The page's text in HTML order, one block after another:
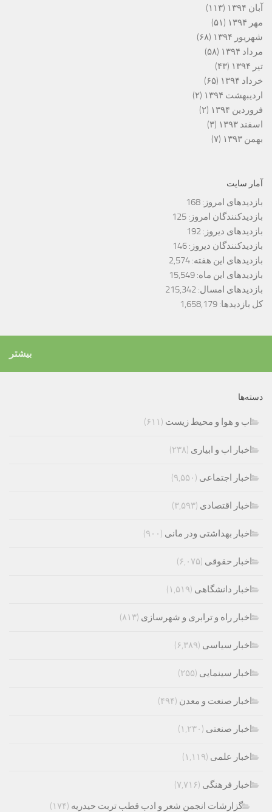
آبان ۱۳۹۴
(۱۱۳)
مهر ۱۳۹۴
(۵۱)
شهریور ۱۳۹۴
(۶۸)
مرداد ۱۳۹۴
(۵۸)
تیر ۱۳۹۴
(۴۳)
خرداد ۱۳۹۴
(۶۵)
اردیبهشت ۱۳۹۴
(۲)
فروردین ۱۳۹۴
(۲)
اسفند ۱۳۹۳
(۳)
بهمن ۱۳۹۳
(۷)
آمار سایت
بازدیدهای امروز: 168
بازدیدکنندگان امروز: 125
بازدیدهای دیروز: 192
بازدیدکنندگان دیروز: 146
بازدیدهای این هفته: 2,574
بازدیدهای این ماه: 15,549
بازدیدهای امسال: 215,342
کل بازدیدها: 1,658,179
بیشتر
دسته‌ها
اب و هوا و محیط زیست (۶۱۱)
اخبار اب و ابیاری (۲۳۸)
اخبار اجتماعی (۹,۵۵۰)
اخبار اقتصادی (۳,۵۹۳)
اخبار بهداشتی ودر مانی (۹۰۰)
اخبار حقوقی (۶,۰۷۵)
اخبار دانشگاهی (۱,۵۱۹)
اخبار راه و ترابری و شهرسازی (۸۱۳)
اخبار سیاسی (۶,۳۸۹)
اخبار سینمایی (۲۵۵)
اخبار صنعت و معدن (۴۹۴)
اخبار صنعتی (۱,۲۳۰)
اخبار علمی (۱,۱۱۹)
اخبار فرهنگی (۷,۷۱۶)
گزارشات انجمن شعر و ادب قطب تربت حیدریه (۱۷۴)